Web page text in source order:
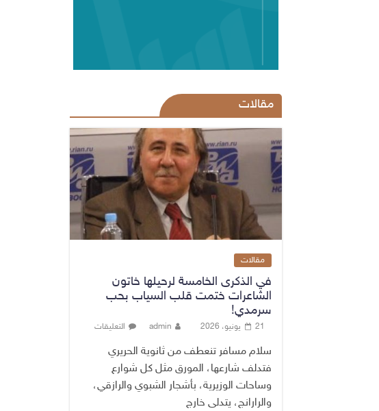
مقالات
مقالات
في الذكرى الخامسة لرحيلها خاتون
الشاعرات ختمت قلب السياب بحب
سرمدي!
21 يونيو، 2026 admin التعليقات
سلام مسافر تنعطف من ثانوية الحريري
فتدلف شارعها، المورق مثل كل شوارع
وساحات الوزيرية، بأشجار الشبوي والرازقي،
والرارانج، يتدلى خارج